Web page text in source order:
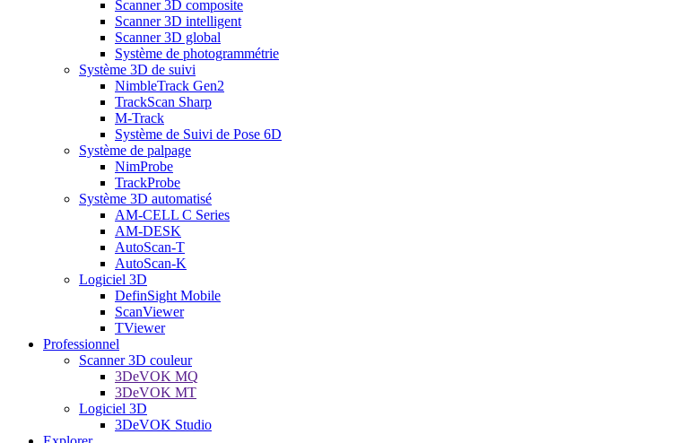
Scanner 3D composite
Scanner 3D intelligent
Scanner 3D global
Système de photogrammétrie
Système 3D de suivi
NimbleTrack Gen2
TrackScan Sharp
M-Track
Système de Suivi de Pose 6D
Système de palpage
NimProbe
TrackProbe
Système 3D automatisé
AM-CELL C Series
AM-DESK
AutoScan-T
AutoScan-K
Logiciel 3D
DefinSight Mobile
ScanViewer
TViewer
Professionnel
Scanner 3D couleur
3DeVOK MQ
3DeVOK MT
Logiciel 3D
3DeVOK Studio